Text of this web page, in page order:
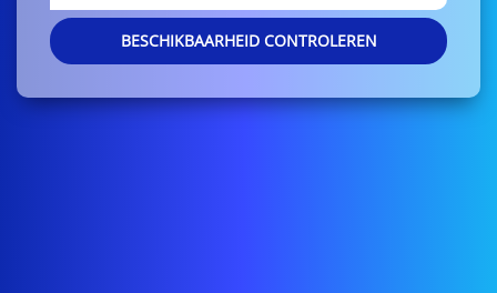
BESCHIKBAARHEID CONTROLEREN